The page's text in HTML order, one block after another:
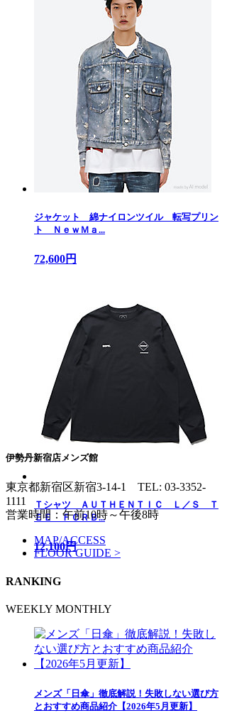
ジャケット 綿ナイロンツイル 転写プリン
ト ＮｅｗＭａ...
72,600円
Ｔシャツ ＡＵＴＨＥＮＴＩＣ Ｌ／Ｓ Ｔ
ＥＥ ＦＣＲＢ...
12,100円
伊勢丹新宿店メンズ館
東京都新宿区新宿3-14-1 TEL: 03-3352-
1111
営業時間：午前10時～午後8時
MAP/ACCESS
FLOOR GUIDE >
RANKING
WEEKLY MONTHLY
メンズ「日傘」徹底解説！失敗しない選び方
とおすすめ商品紹介【2026年5月更新】